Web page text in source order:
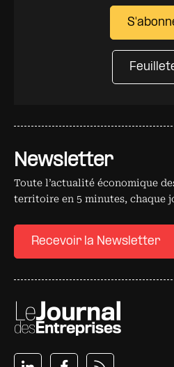
Newsletter
Toute l’actualité économique
territoire en 5 minutes, chaque
Recevoir la Newsletter